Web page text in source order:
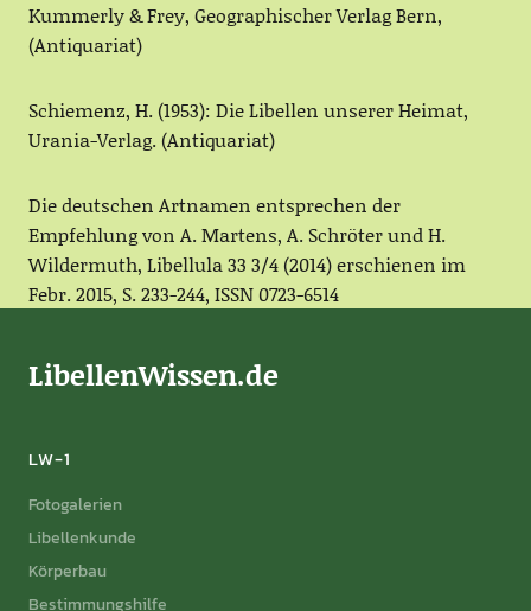
Kummerly & Frey, Geographischer Verlag Bern,
(Antiquariat)
Schiemenz, H. (1953): Die Libellen unserer Heimat,
Urania-Verlag. (Antiquariat)
Die deutschen Artnamen entsprechen der
Empfehlung von A. Martens, A. Schröter und H.
Wildermuth, Libellula 33 3/4 (2014) erschienen im
Febr. 2015, S. 233-244, ISSN 0723-6514
LibellenWissen.de
LW-1
Fotogalerien
Libellenkunde
Körperbau
Bestimmungshilfe